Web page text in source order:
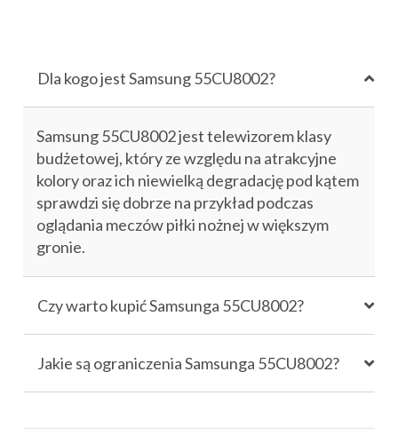
Dla kogo jest Samsung 55CU8002?
Samsung 55CU8002 jest telewizorem klasy
budżetowej, który ze względu na atrakcyjne
kolory oraz ich niewielką degradację pod kątem
sprawdzi się dobrze na przykład podczas
oglądania meczów piłki nożnej w większym
gronie.
Czy warto kupić Samsunga 55CU8002?
Jakie są ograniczenia Samsunga 55CU8002?